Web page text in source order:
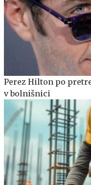
Perez Hilton po
v bolnišnici